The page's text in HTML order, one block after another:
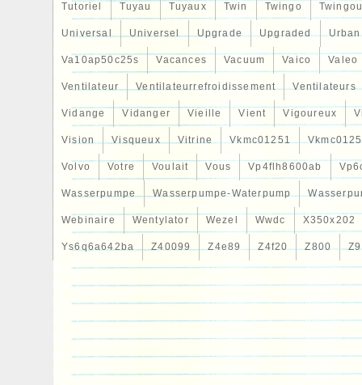
Tutoriel Tuyau Tuyaux Twin Twingo
Universal Universel Upgrade Upgraded Urban
Va10ap50c25s Vacances Vacuum Vaico Valeo
Ventilateur Ventilateurrefroidissement Ventilateurs
Vidange Vidanger Vieille Vient Vigoureux
Vision Visqueux Vitrine Vkmc01251
Volvo Votre Voulait Vous Vp4flh8600ab
Wasserpumpe Wasserpumpe-Waterpump
Webinaire Wentylator Wezel Wwdc X350x202
Ys6q6a642ba Z40099 Z4e89 Z4f20 Z800